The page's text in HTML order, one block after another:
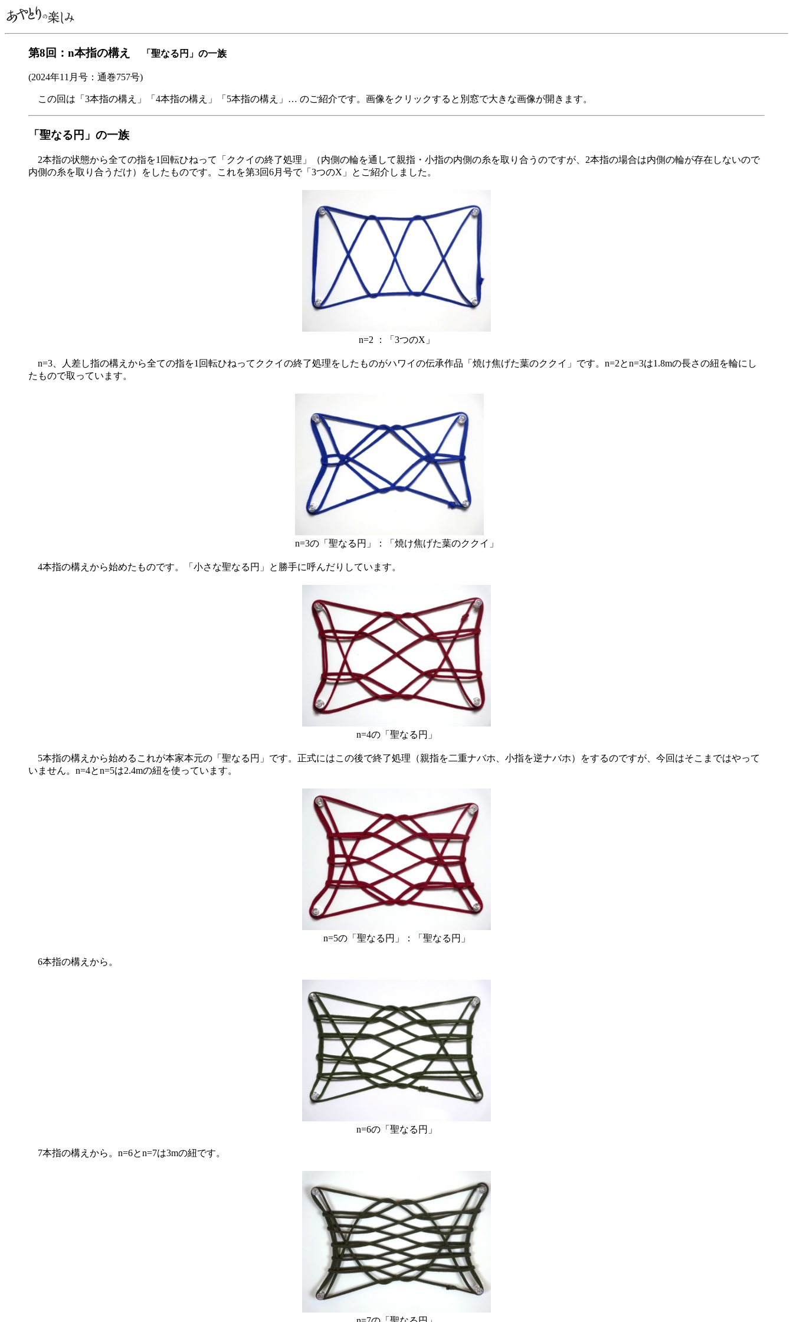
第8回：n本指の構え 「聖なる円」の一族
(2024年11月号：通巻757号)
この回は「3本指の構え」「4本指の構え」「5本指の構え」… のご紹介です。画像をクリックすると別窓で大きな画像が開きます。
「聖なる円」の一族
2本指の状態から全ての指を1回転ひねって「ククイの終了処理」（内側の輪を通して親指・小指の内側の糸を取り合うのですが、2本指の場合は内側の輪が存在しないので
内側の糸を取り合うだけ）をしたものです。これを第3回6月号で「3つのX」とご紹介しました。
n=2 ：「3つのX」
n=3、人差し指の構えから全ての指を1回転ひねってククイの終了処理をしたものがハワイの伝承作品「焼け焦げた葉のククイ」です。n=2とn=3は1.8mの長さの紐を輪にし
たもので取っています。
n=3の「聖なる円」：「焼け焦げた葉のククイ」
4本指の構えから始めたものです。「小さな聖なる円」と勝手に呼んだりしています。
n=4の「聖なる円」
5本指の構えから始めるこれが本家本元の「聖なる円」です。正式にはこの後で終了処理（親指を二重ナバホ、小指を逆ナバホ）をするのですが、今回はそこまではやって
いません。n=4とn=5は2.4mの紐を使っています。
n=5の「聖なる円」：「聖なる円」
6本指の構えから。
n=6の「聖なる円」
7本指の構えから。n=6とn=7は3mの紐です。